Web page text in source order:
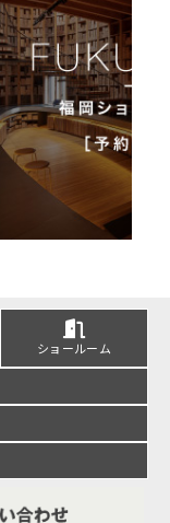
ショールーム